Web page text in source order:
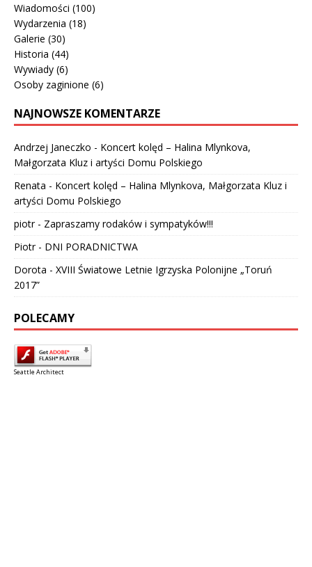
Wiadomości (100)
Wydarzenia (18)
Galerie (30)
Historia (44)
Wywiady (6)
Osoby zaginione (6)
NAJNOWSZE KOMENTARZE
Andrzej Janeczko - Koncert kolęd – Halina Mlynkova,
Małgorzata Kluz i artyści Domu Polskiego
Renata - Koncert kolęd – Halina Mlynkova, Małgorzata Kluz i
artyści Domu Polskiego
piotr- Zapraszamy rodaków i sympatyków!!!
Piotr- DNI PORADNICTWA
Dorota - XVIII Światowe Letnie Igrzyska Polonijne „Toruń
2017”
POLECAMY
Seattle Architect